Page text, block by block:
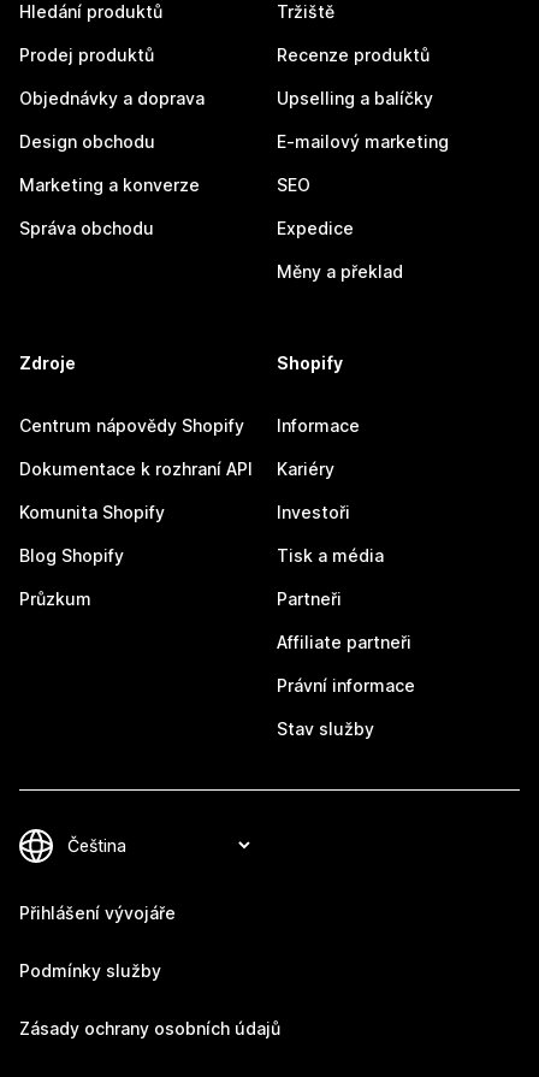
Hledání produktů
Prodej produktů
Objednávky a doprava
Design obchodu
Marketing a konverze
Správa obchodu
Tržiště
Recenze produktů
Upselling a balíčky
E-mailový marketing
SEO
Expedice
Měny a překlad
Zdroje
Centrum nápovědy Shopify
Dokumentace k rozhraní API
Komunita Shopify
Blog Shopify
Průzkum
Shopify
Informace
Kariéry
Investoři
Tisk a média
Partneři
Affiliate partneři
Právní informace
Stav služby
Přihlášení vývojáře
Podmínky služby
Zásady ochrany osobních údajů